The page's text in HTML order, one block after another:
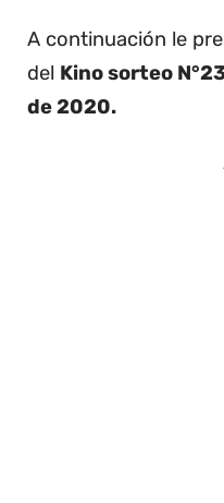
A continuación le
del Kino sorteo
de 2020.